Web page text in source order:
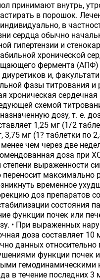
принимают внутрь,
в порошок.
в
сердца обычно
гипертензии и
хронической
фермента (АПФ)
и,
фазы титрования
хроническая
схемой
дозу, т. е.
1,25 мг (1/2
3,75 мг (1? таблетки по
чем через две
доза при
выраженности
переносит
временное
доз препаратов
состояния
функции почек или
• При выраженных
доза составляет
данных
функции почек
гемодинамическими
в течение последних 3